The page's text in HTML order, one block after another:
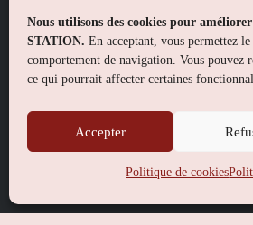
Nous utilisons des cookies pour
STATION. En acceptant, vous permettez
comportement de navigation. Vous pouvez
ce qui pourrait affecter certaines
Accepter
Politique de cookies
Politique de confidentialité
Politique de cookies (UE)